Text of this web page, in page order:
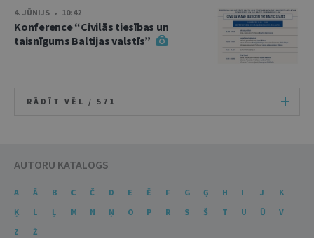
4. JŪNIJS • 10:42
Konference “Civilās tiesības un
taisnīgums Baltijas valstīs”
RĀDĪT VĒL / 571
AUTORU KATALOGS
A Ā B C Č D E Ē F G Ģ H I J
K
Ķ
L Ļ M N Ņ O P R S Š T U Ū
V
Z
Ž